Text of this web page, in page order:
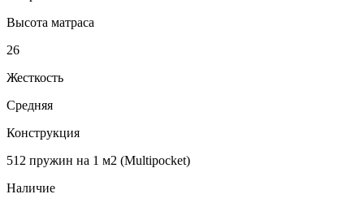
Высота матраса
26
Жесткость
Средняя
Конструкция
512 пружин на 1 м2 (Multipocket)
Наличие